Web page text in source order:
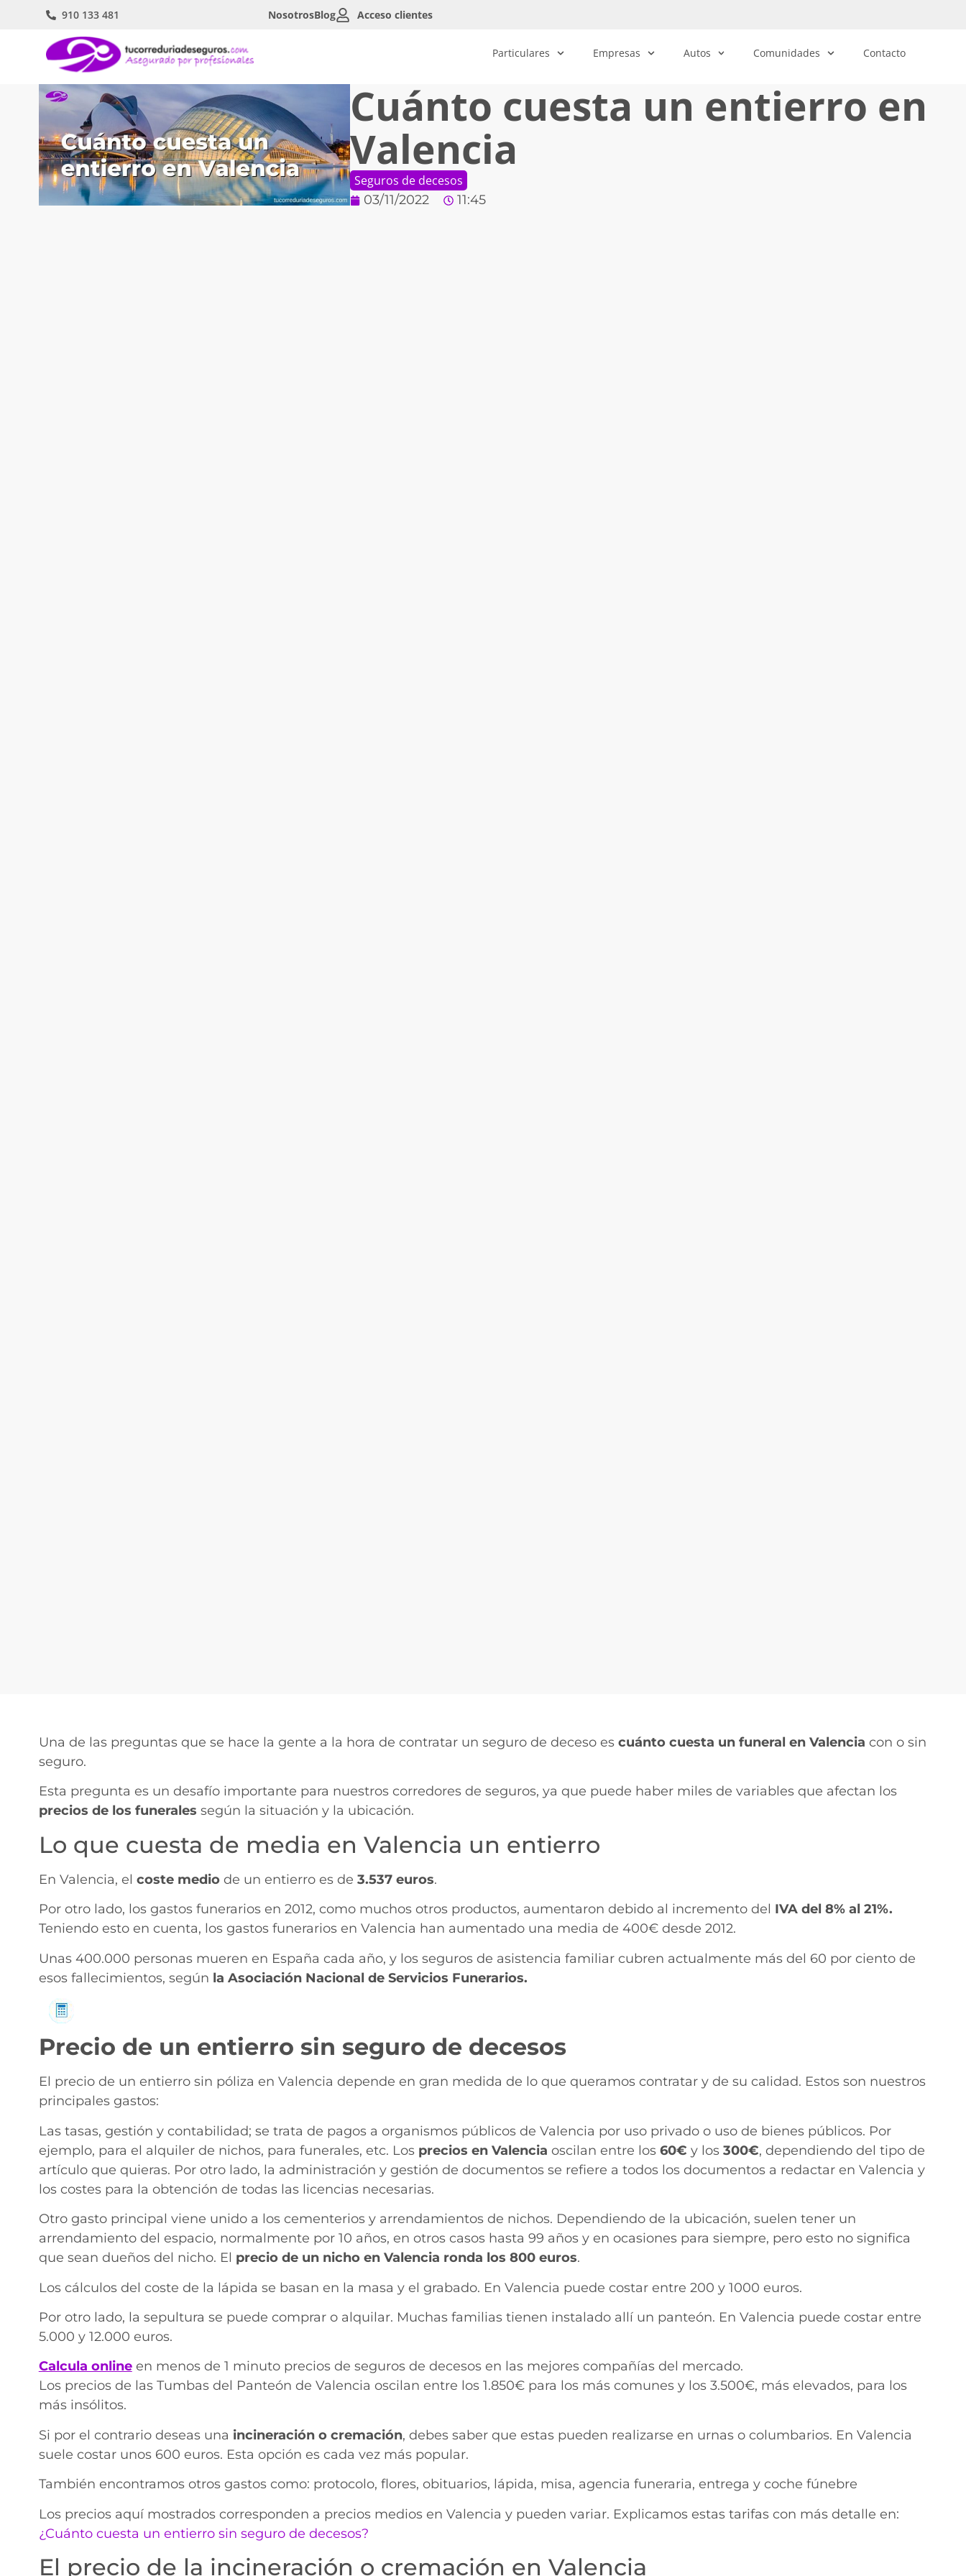
910 133 481 NosotrosBlog Acceso clientes
Particulares Empresas Autos Comunidades Contacto
Cuánto cuesta un entierro en
Valencia
Seguros de decesos
03/11/2022
11:45
Una de las preguntas que se hace la gente a la hora de contratar un seguro de deceso es cuánto cuesta un funeral en Valencia con o sin
seguro.
Esta pregunta es un desafío importante para nuestros corredores de seguros, ya que puede haber miles de variables que afectan los
precios de los funerales según la situación y la ubicación.
Lo que cuesta de media en Valencia un entierro
En Valencia, el coste mediode un entierro es de 3.537 euros.
Por otro lado, los gastos funerarios en 2012, como muchos otros productos, aumentaron debido al incremento del IVA del 8% al 21%.
Teniendo esto en cuenta, los gastos funerarios en Valencia han aumentado una media de 400€ desde 2012.
Unas 400.000 personas mueren en España cada año, y los seguros de asistencia familiar cubren actualmente más del 60 por ciento de
esos fallecimientos, según la Asociación Nacional de Servicios Funerarios.
Precio de un entierro sin seguro de decesos
El precio de un entierro sin póliza en Valencia depende en gran medida de lo que queramos contratar y de su calidad. Estos son nuestros
principales gastos:
Las tasas, gestión y contabilidad; se trata de pagos a organismos públicos de Valencia por uso privado o uso de bienes públicos. Por
ejemplo, para el alquiler de nichos, para funerales, etc. Los precios en Valencia oscilan entre los 60€ y los 300€, dependiendo del tipo de
artículo que quieras. Por otro lado, la administración y gestión de documentos se refiere a todos los documentos a redactar en Valencia y
los costes para la obtención de todas las licencias necesarias.
Otro gasto principal viene unido a los cementerios y arrendamientos de nichos. Dependiendo de la ubicación, suelen tener un
arrendamiento del espacio, normalmente por 10 años, en otros casos hasta 99 años y en ocasiones para siempre, pero esto no significa
que sean dueños del nicho. El precio de un nicho en Valencia ronda los 800 euros.
Los cálculos del coste de la lápida se basan en la masa y el grabado. En Valencia puede costar entre 200 y 1000 euros.
Por otro lado, la sepultura se puede comprar o alquilar. Muchas familias tienen instalado allí un panteón. En Valencia puede costar entre
5.000 y 12.000 euros.
Calcula onlineen menos de 1 minuto precios de seguros de decesos en las mejores compañías del mercado.
Los precios de las Tumbas del Panteón de Valencia oscilan entre los 1.850€ para los más comunes y los 3.500€, más elevados, para los
más insólitos.
Si por el contrario deseas una incineración o cremación, debes saber que estas pueden realizarse en urnas o columbarios. En Valencia
suele costar unos 600 euros. Esta opción es cada vez más popular.
También encontramos otros gastos como: protocolo, flores, obituarios, lápida, misa, agencia funeraria, entrega y coche fúnebre
Los precios aquí mostrados corresponden a precios medios en Valencia y pueden variar. Explicamos estas tarifas con más detalle en:
¿Cuánto cuesta un entierro sin seguro de decesos?
El precio de la incineración o cremación en Valencia